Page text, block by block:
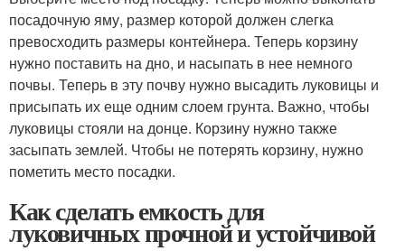
посадочную яму, размер которой должен слегка
превосходить размеры контейнера. Теперь корзину
нужно поставить на дно, и насыпать в нее немного
почвы. Теперь в эту почву нужно высадить луковицы и
присыпать их еще одним слоем грунта. Важно, чтобы
луковицы стояли на донце. Корзину нужно также
засыпать землей. Чтобы не потерять корзину, нужно
пометить место посадки.
Как сделать емкость для
луковичных прочной и устойчивой